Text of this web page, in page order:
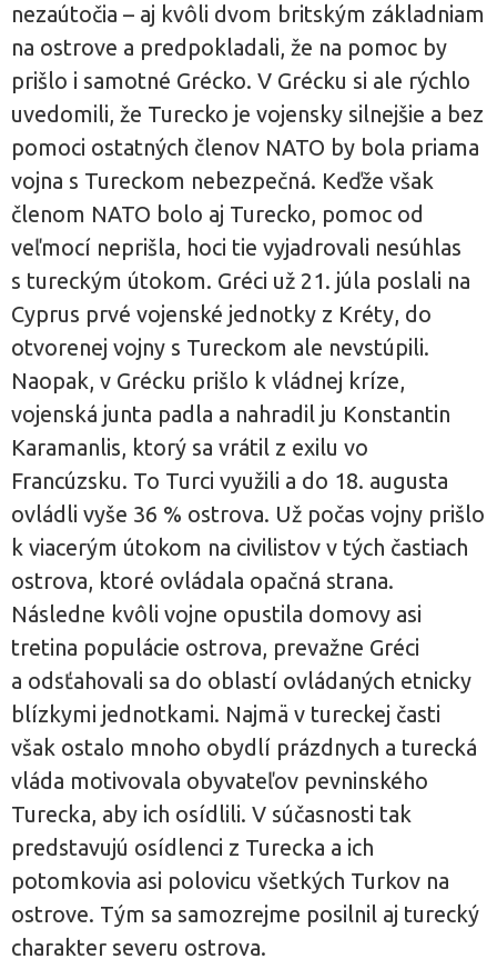
nezaútočia – aj kvôli dvom britským základniam
na ostrove a predpokladali, že na pomoc by
prišlo i samotné Grécko. V Grécku si ale rýchlo
uvedomili, že Turecko je vojensky silnejšie a bez
pomoci ostatných členov NATO by bola priama
vojna s Tureckom nebezpečná. Keďže však
členom NATO bolo aj Turecko, pomoc od
veľmocí neprišla, hoci tie vyjadrovali nesúhlas
s tureckým útokom. Gréci už 21. júla poslali na
Cyprus prvé vojenské jednotky z Kréty, do
otvorenej vojny s Tureckom ale nevstúpili.
Naopak, v Grécku prišlo k vládnej kríze,
vojenská junta padla a nahradil ju Konstantin
Karamanlis, ktorý sa vrátil z exilu vo
Francúzsku. To Turci využili a do 18. augusta
ovládli vyše 36 % ostrova. Už počas vojny prišlo
k viacerým útokom na civilistov v tých častiach
ostrova, ktoré ovládala opačná strana.
Následne kvôli vojne opustila domovy asi
tretina populácie ostrova, prevažne Gréci
a odsťahovali sa do oblastí ovládaných etnicky
blízkymi jednotkami. Najmä v tureckej časti
však ostalo mnoho obydlí prázdnych a turecká
vláda motivovala obyvateľov pevninského
Turecka, aby ich osídlili. V súčasnosti tak
predstavujú osídlenci z Turecka a ich
potomkovia asi polovicu všetkých Turkov na
ostrove. Tým sa samozrejme posilnil aj turecký
charakter severu ostrova.